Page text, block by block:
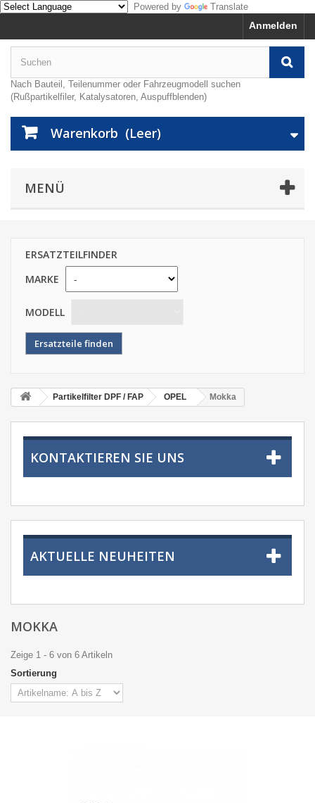
Powered by Translate
Anmelden
Nach Bauteil, Teilenummer oder Fahrzeugmodell suchen
(Rußpartikelfiler, Katalysatoren, Auspuffblenden)
Warenkorb (Leer)
MENÜ
ERSATZTEILFINDER
MARKE
MODELL
Partikelfilter DPF / FAP OPEL Mokka
KONTAKTIEREN SIE UNS
AKTUELLE NEUHEITEN
MOKKA
Zeige 1 - 6 von 6 Artikeln
Sortierung